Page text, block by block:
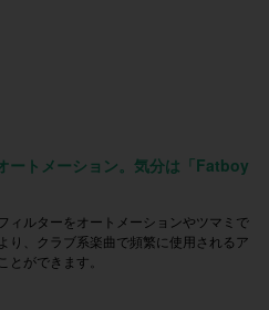
ートメーション。気分は「Fatboy
ィルターをオートメーションやツマミで
り、クラブ系楽曲で頻繁に使用されるア
とができます。